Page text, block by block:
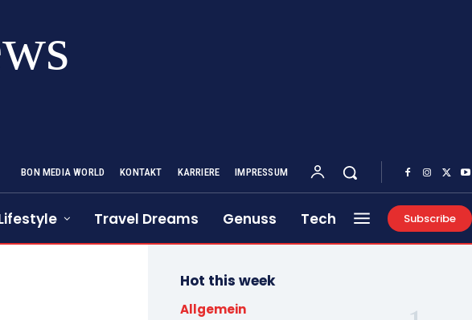
BON MEDIA WORLD KONTAKT KARRIERE IMPRESSUM
Travel Dreams Genuss Tech Subscribe
Hot this week
Allgemein